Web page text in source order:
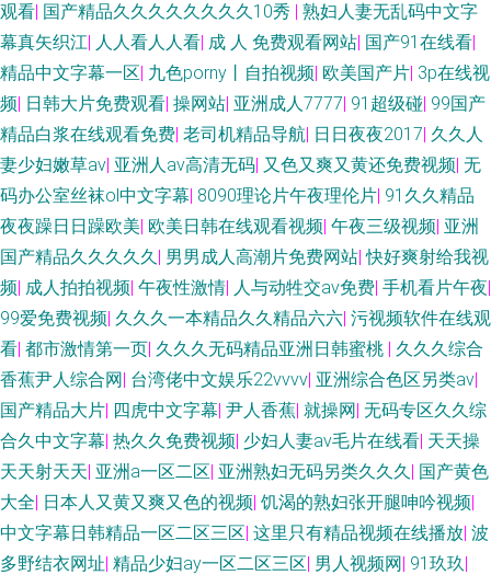
观看| 国产精品久久久久久久久久10秀 | 熟妇人妻无乱码中文字
幕真矢织江| 人人看人人看| 成 人 免费观看网站| 国产91在线看|
精品中文字幕一区| 九色porny丨自拍视频| 欧美国产片| 3p在线视
频| 日韩大片免费观看| 操网站| 亚洲成人7777| 91超级碰| 99国产
精品白浆在线观看免费| 老司机精品导航| 日日夜夜2017| 久久人
妻少妇嫩草av| 亚洲人av高清无码| 又色又爽又黄还免费视频| 无
码办公室丝袜ol中文字幕| 8090理论片午夜理伦片| 91久久精品
夜夜躁日日躁欧美| 欧美日韩在线观看视频| 午夜三级视频| 亚洲
国产精品久久久久久| 男男成人高潮片免费网站|快好爽射给我视
频| 成人拍拍视频| 午夜性激情| 人与动牲交av免费| 手机看片午夜|
99爱免费视频| 久久久一本精品久久精品六六| 污视频软件在线观
看| 都市激情第一页| 久久久无码精品亚洲日韩蜜桃 | 久久久综合
香蕉尹人综合网| 台湾佬中文娱乐22vvvv| 亚洲综合色区另类av|
国产精品大片| 四虎中文字幕| 尹人香蕉| 就操网| 无码专区久久综
合久中文字幕| 热久久免费视频| 少妇人妻av毛片在线看| 天天操
天天射天天| 亚洲a一区二区| 亚洲熟妇无码另类久久久| 国产黄色
大全| 日本人又黄又爽又色的视频| 饥渴的熟妇张开腿呻吟视频|
中文字幕日韩精品一区二区三区| 这里只有精品视频在线播放| 波
多野结衣网址| 精品少妇ay一区二区三区| 男人视频网| 91玖玖|